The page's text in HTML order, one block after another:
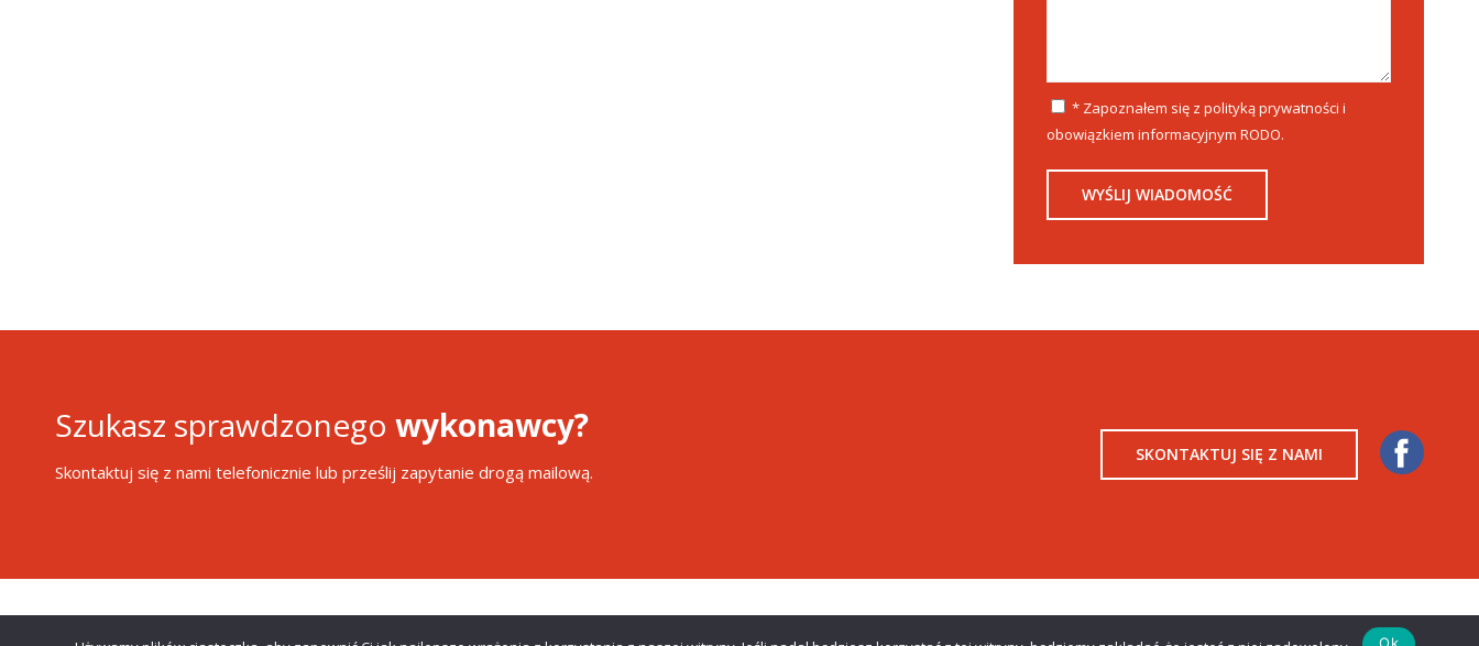
* Zapoznałem się z polityką prywatności i
obowiązkiem informacyjnym RODO.
Szukasz sprawdzonego wykonawcy?
Skontaktuj się z nami telefonicznie lub prześlij zapytanie drogą mailową.
SKONTAKTUJ SIĘ Z NAMI
Strony www Sosnowiec